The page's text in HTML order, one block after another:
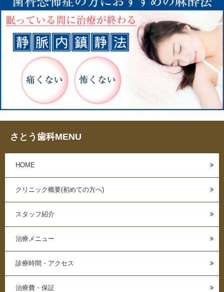
さとう歯科MENU
HOME
クリニック概要(初めての方へ)
スタッフ紹介
治療メニュー
診療時間・アクセス
治療費・保証